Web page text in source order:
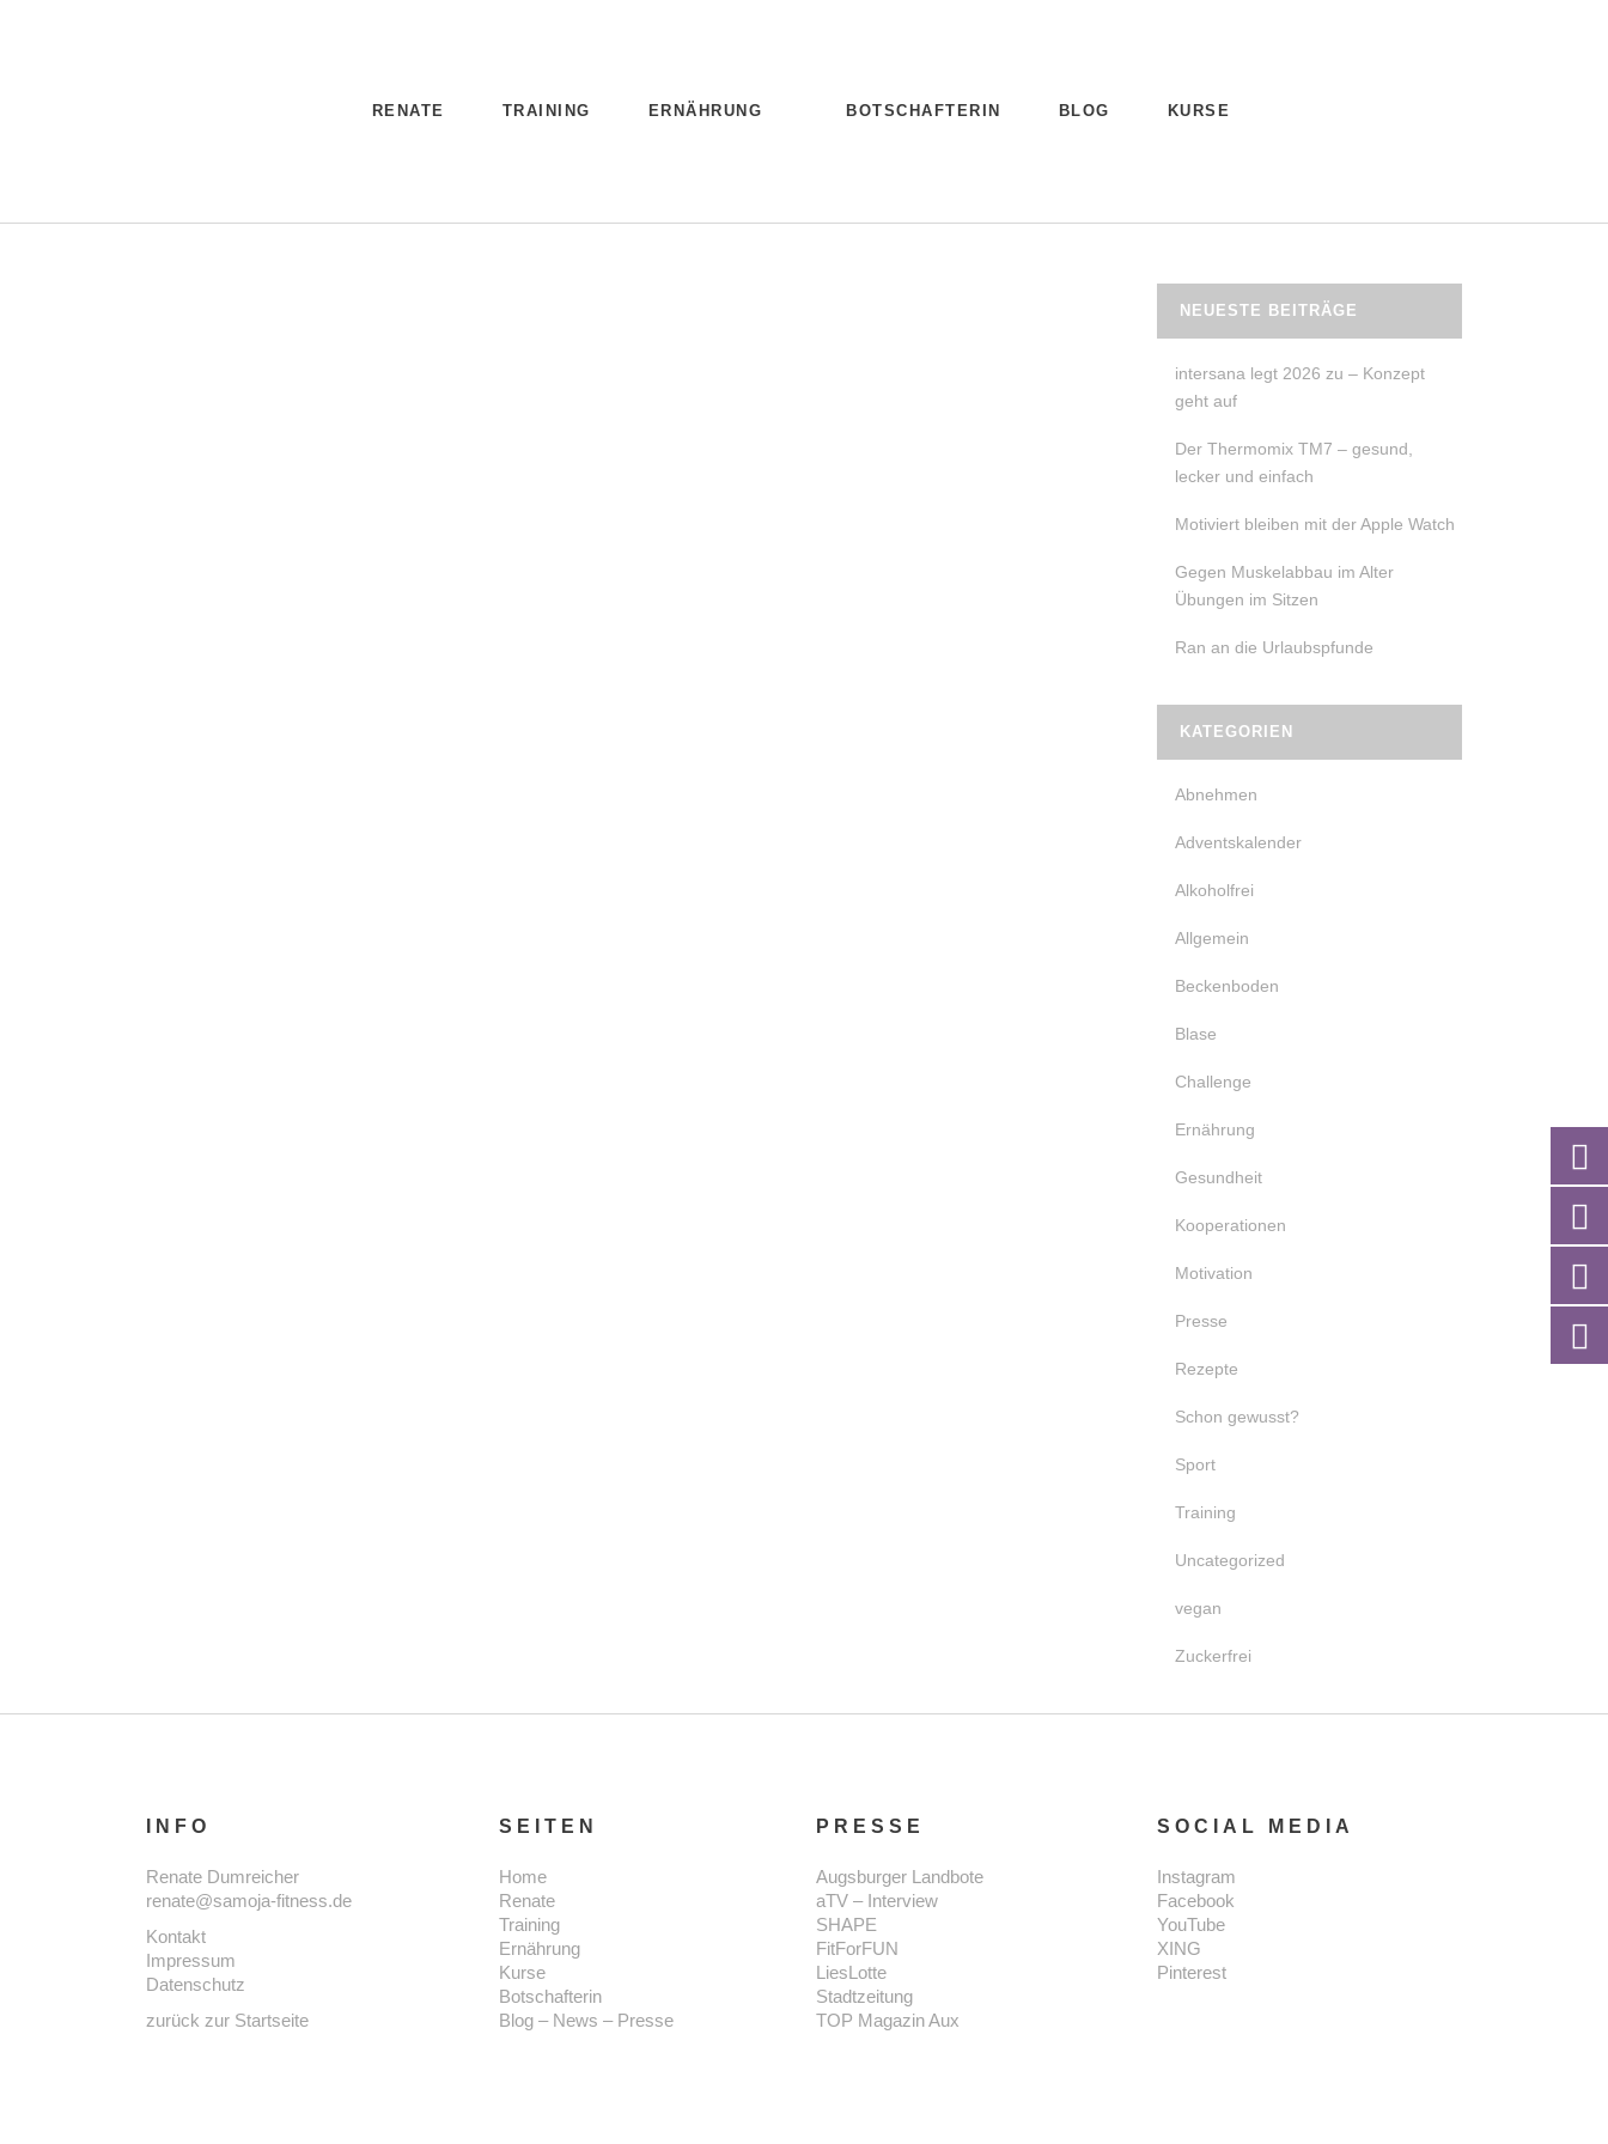
RENATE TRAINING ERNÄHRUNG BOTSCHAFTERIN BLOG KURSE
NEUESTE BEITRÄGE
intersana legt 2026 zu – Konzept
geht auf
Der Thermomix TM7 – gesund,
lecker und einfach
Motiviert bleiben mit der Apple Watch
Gegen Muskelabbau im Alter
Übungen im Sitzen
Ran an die Urlaubspfunde
KATEGORIEN
Abnehmen
Adventskalender
Alkoholfrei
Allgemein
Beckenboden
Blase
Challenge
Ernährung
Gesundheit
Kooperationen
Motivation
Presse
Rezepte
Schon gewusst?
Sport
Training
Uncategorized
vegan
Zuckerfrei
INFO
Renate Dumreicher
renate@samoja-fitness.de
Kontakt
Impressum
Datenschutz
zurück zur Startseite
SEITEN
Home
Renate
Training
Ernährung
Kurse
Botschafterin
Blog – News – Presse
PRESSE
Augsburger Landbote
aTV – Interview
SHAPE
FitForFUN
LiesLotte
Stadtzeitung
TOP Magazin Aux
SOCIAL MEDIA
Instagram
Facebook
YouTube
XING
Pinterest